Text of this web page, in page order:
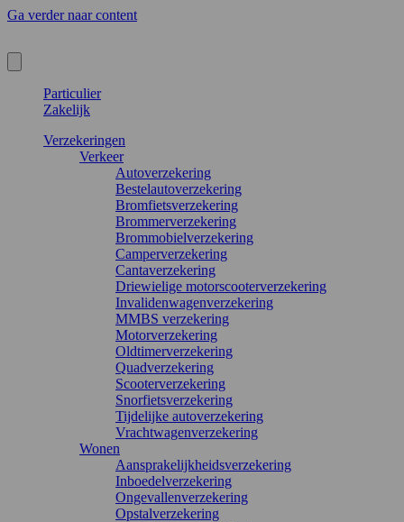
Ga verder naar content
Particulier
Zakelijk
Verzekeringen
Verkeer
Autoverzekering
Bestelautoverzekering
Bromfietsverzekering
Brommerverzekering
Brommobielverzekering
Camperverzekering
Cantaverzekering
Driewielige motorscooterverzekering
Invalidenwagenverzekering
MMBS verzekering
Motorverzekering
Oldtimerverzekering
Quadverzekering
Scooterverzekering
Snorfietsverzekering
Tijdelijke autoverzekering
Vrachtwagenverzekering
Wonen
Aansprakelijkheidsverzekering
Inboedelverzekering
Ongevallenverzekering
Opstalverzekering